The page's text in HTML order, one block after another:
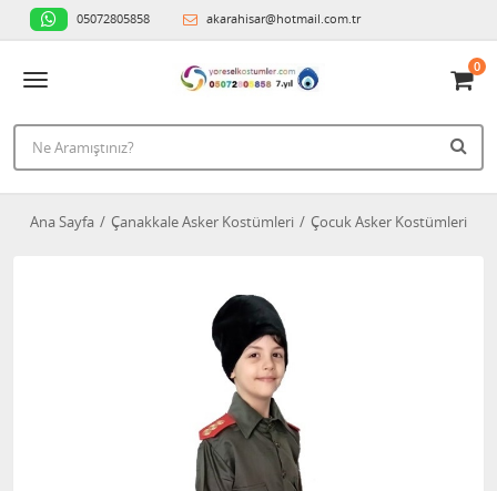
05072805858 akarahisar@hotmail.com.tr
0
Ana Sayfa Çanakkale Asker Kostümleri Çocuk Asker Kostümleri